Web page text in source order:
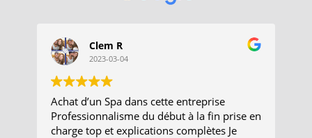
Clem R
2023-03-04
Achat d’un Spa dans cette entreprise
Professionnalisme du début à la fin prise en
charge top et explications complètes Je